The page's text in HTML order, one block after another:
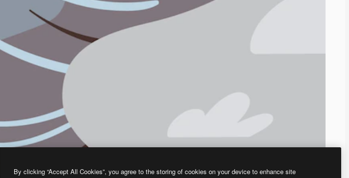
By clicking “Accept All Cookies”, you agree to the storing of cookies on your device to enhance site